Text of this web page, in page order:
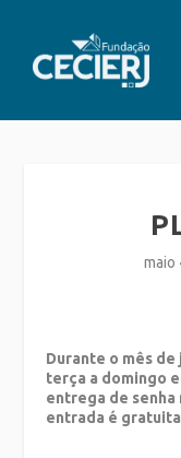
maio
Durante o mês
terça a domingo
entrega de senha
entrada é